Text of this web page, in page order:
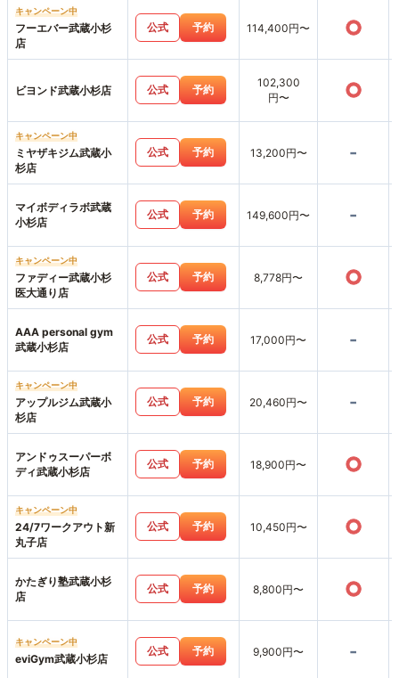
キャンペーン中
フーエバー武蔵小杉
店
公式 予約 114,400円〜 ○
ビヨンド武蔵小杉店 公式 予約
102,300
円〜
○
キャンペーン中
ミヤザキジム武蔵小
杉店
公式 予約 13,200円〜 -
マイボディラボ武蔵
小杉店
公式 予約 149,600円〜 -
キャンペーン中
ファディー武蔵小杉
医大通り店
公式 予約 8,778円〜 ○
AAA personal gym
武蔵小杉店
公式 予約 17,000円〜 -
キャンペーン中
アップルジム武蔵小
杉店
公式 予約 20,460円〜 -
アンドゥスーパーボ
ディ武蔵小杉店
公式 予約 18,900円〜 ○
キャンペーン中
24/7ワークアウト新
丸子店
公式 予約 10,450円〜 ○
かたぎり塾武蔵小杉
店
公式 予約 8,800円〜 ○
キャンペーン中
eviGym武蔵小杉店
公式 予約 9,900円〜 -